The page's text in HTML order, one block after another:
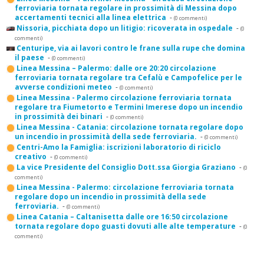
ferroviaria tornata regolare in prossimità di Messina dopo
accertamenti tecnici alla linea elettrica - (0 commenti)
Nissoria, picchiata dopo un litigio: ricoverata in ospedale - (0
commenti)
Centuripe, via ai lavori contro le frane sulla rupe che domina
il paese - (0 commenti)
Linea Messina – Palermo: dalle ore 20:20 circolazione
ferroviaria tornata regolare tra Cefalù e Campofelice per le
avverse condizioni meteo - (0 commenti)
Linea Messina - Palermo circolazione ferroviaria tornata
regolare tra Fiumetorto e Termini Imerese dopo un incendio
in prossimità dei binari - (0 commenti)
Linea Messina - Catania: circolazione tornata regolare dopo
un incendio in prossimità della sede ferroviaria. - (0 commenti)
Centri-Amo la Famiglia: iscrizioni laboratorio di riciclo
creativo - (0 commenti)
La vice Presidente del Consiglio Dott.ssa Giorgia Graziano - (0
commenti)
Linea Messina - Palermo: circolazione ferroviaria tornata
regolare dopo un incendio in prossimità della sede
ferroviaria. - (0 commenti)
Linea Catania – Caltanisetta dalle ore 16:50 circolazione
tornata regolare dopo guasti dovuti alle alte temperature - (0
commenti)